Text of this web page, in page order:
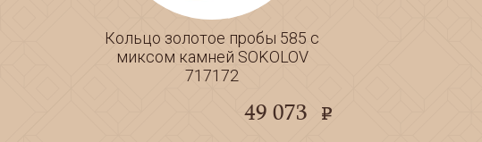
Кольцо золотое пробы 585 с
миксом камней SOKOLOV
717172
49 073 e